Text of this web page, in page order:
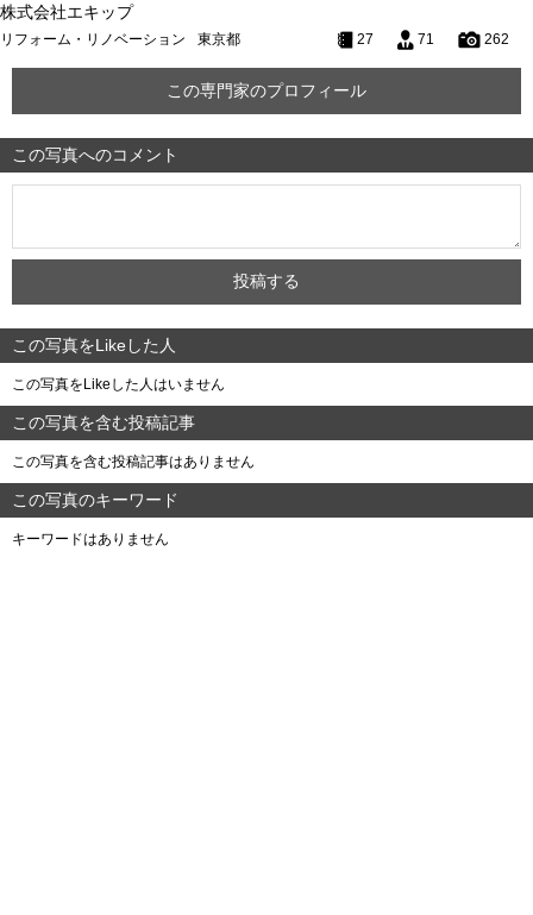
株式会社エキップ
リフォーム・リノベーション 東京都 27 71 262
この専門家のプロフィール
この写真へのコメント
この写真をLikeした人
この写真をLikeした人はいません
この写真を含む投稿記事
この写真を含む投稿記事はありません
この写真のキーワード
キーワードはありません